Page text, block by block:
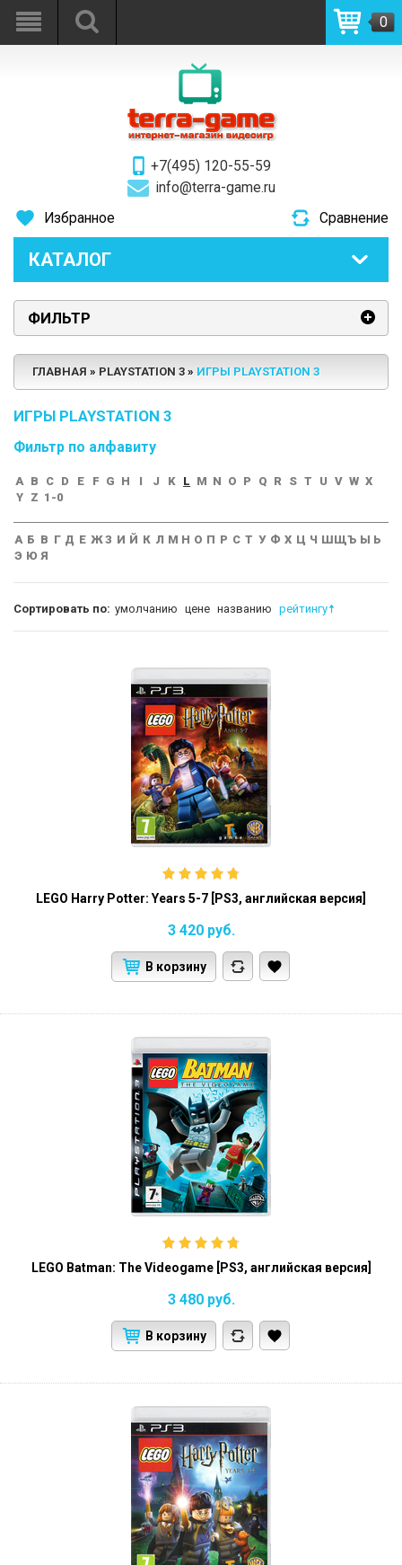
+7(495) 120-55-59
info@terra-game.ru
0
Избранное Сравнение
КАТАЛОГ
ФИЛЬТР
ГЛАВНАЯ PLAYSTATION 3 ИГРЫ PLAYSTATION 3
ИГРЫ PLAYSTATION 3
Фильтр по алфавиту
A B C D E F G H I J K L M N O P Q R S T U V W X
Y
Z 1-0
А Б В Г Д Е ЖЗ И Й К Л М Н О П Р С Т У Ф Х Ц Ч ШЩЪ Ы Ь
Э Ю Я
Сортировать по: умолчанию цене названию рейтингу
LEGO Harry Potter: Years 5-7 [PS3, английская версия]
3 420 руб.
В корзину
LEGO Batman: The Videogame [PS3, английская версия]
3 480 руб.
В корзину